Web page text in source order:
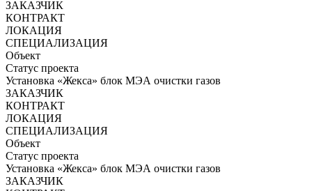
ЗАКАЗЧИК
КОНТРАКТ
ЛОКАЦИЯ
СПЕЦИАЛИЗАЦИЯ
Объект
Статус проекта
Установка «Жекса» блок МЭА очистки газов
ЗАКАЗЧИК
КОНТРАКТ
ЛОКАЦИЯ
СПЕЦИАЛИЗАЦИЯ
Объект
Статус проекта
Установка «Жекса» блок МЭА очистки газов
ЗАКАЗЧИК